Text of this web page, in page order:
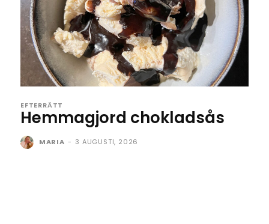
EFTERRÄTT
Hemmagjord chokladsås
MARIA - 3 AUGUSTI, 2026